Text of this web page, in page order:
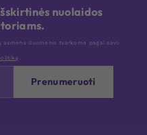
nuolaidos
duomenis tvarkome pagal savo
.
Prenumeruoti